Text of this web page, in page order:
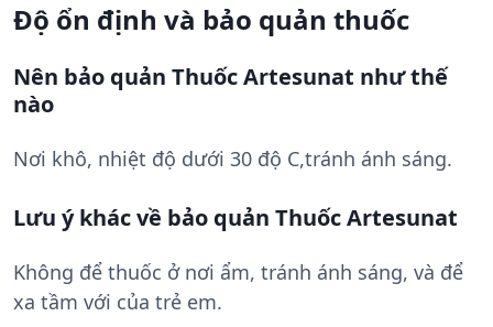
Độ ổn định và bảo quản thuốc
Nên bảo quản Thuốc Artesunat như thế
nào
Nơi khô, nhiệt độ dưới 30 độ C,tránh ánh sáng.
Lưu ý khác về bảo quản Thuốc Artesunat
Không để thuốc ở nơi ẩm, tránh ánh sáng, và để
xa tầm với của trẻ em.